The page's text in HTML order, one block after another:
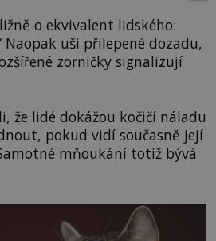
o ekvivalent lidského:
Naopak uši přilepené dozadu,
zorničky signalizují
že lidé dokážou kočičí náladu
pokud vidí současně její
mňoukání totiž bývá